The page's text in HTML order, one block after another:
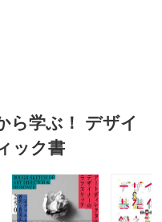
ら学ぶ！ デザイ
ック書